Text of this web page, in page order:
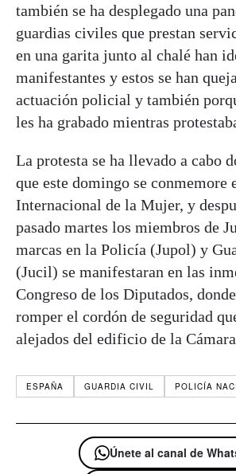
también se ha desplegado una
guardias civiles que prestan
en una garita junto al chalé han
manifestantes y estos se han
actuación policial y también
les ha grabado mientras
La protesta se ha llevado a cabo
que este domingo se conmemore
Internacional de la Mujer, y
pasado martes los miembros de
marcas en la Policía (Jupol) y
(Jucil) se manifestaran en las
Congreso de los Diputados,
romper el cordón de seguridad
alejados del edificio de la
ESPAÑA GUARDIA CIVIL POLICÍA
Únete al canal de